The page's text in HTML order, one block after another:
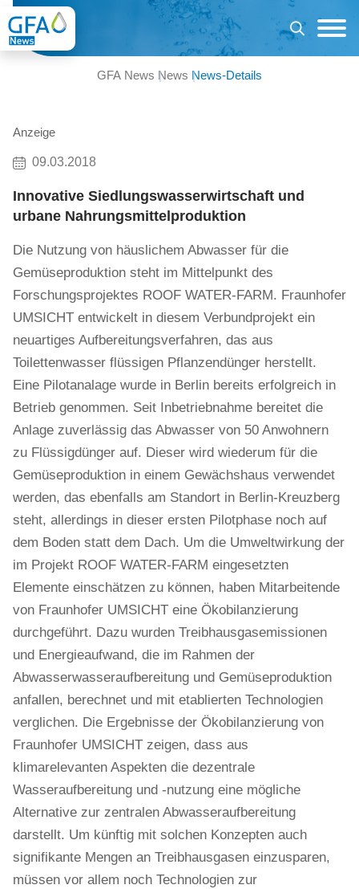
GFA News News News-Details
Anzeige
09.03.2018
Innovative Siedlungswasserwirtschaft und
urbane Nahrungsmittelproduktion
Die Nutzung von häuslichem Abwasser für die
Gemüseproduktion steht im Mittelpunkt des
Forschungsprojektes ROOF WATER-FARM. Fraunhofer
UMSICHT entwickelt in diesem Verbundprojekt ein
neuartiges Aufbereitungsverfahren, das aus
Toilettenwasser flüssigen Pflanzendünger herstellt.
Eine Pilotanalage wurde in Berlin bereits erfolgreich in
Betrieb genommen. Seit Inbetriebnahme bereitet die
Anlage zuverlässig das Abwasser von 50 Anwohnern
zu Flüssigdünger auf. Dieser wird wiederum für die
Gemüseproduktion in einem Gewächshaus verwendet
werden, das ebenfalls am Standort in Berlin-Kreuzberg
steht, allerdings in dieser ersten Pilotphase noch auf
dem Boden statt dem Dach. Um die Umweltwirkung der
im Projekt ROOF WATER-FARM eingesetzten
Elemente einschätzen zu können, haben Mitarbeitende
von Fraunhofer UMSICHT eine Ökobilanzierung
durchgeführt. Dazu wurden Treibhausgasemissionen
und Energieaufwand, die im Rahmen der
Abwasserwasseraufbereitung und Gemüseproduktion
anfallen, berechnet und mit etablierten Technologien
verglichen. Die Ergebnisse der Ökobilanzierung von
Fraunhofer UMSICHT zeigen, dass aus
klimarelevanten Aspekten die dezentrale
Wasseraufbereitung und -nutzung eine mögliche
Alternative zur zentralen Abwasseraufbereitung
darstellt. Um künftig mit solchen Konzepten auch
signifikante Mengen an Treibhausgasen einzusparen,
müssen vor allem noch Technologien zur